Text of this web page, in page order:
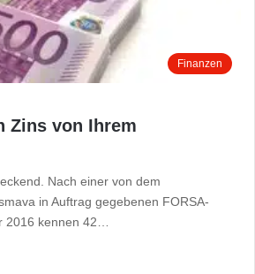
Finanzen
Zins von Ihrem
Nach einer von dem
in Auftrag gegebenen FORSA-
2016 kennen 42…